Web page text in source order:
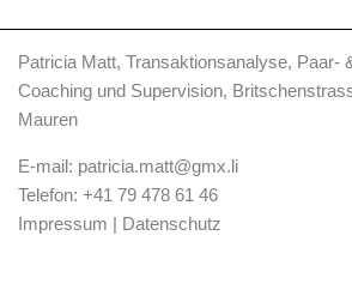
Patricia Matt, Transaktionsanalyse, Paar-
Coaching und Supervision,
Mauren
E-mail: patricia.matt@gmx.li
Telefon: +41 79 478 61 46
Impressum | Datenschutz